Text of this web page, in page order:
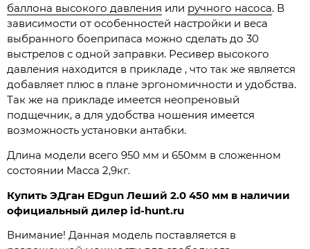
баллона высокого давления или ручного насоса. В
зависимости от особенностей настройки и веса
выбранного боеприпаса можно сделать до 30
выстрелов с одной заправки. Ресивер высокого
давления находится в прикладе , что так же является
добавляет плюс в плане эргономичности и удобства.
Так же на прикладе имеется неопреновый
подщечник, а для удобства ношения имеется
возможность установки антабки.
Длина модели всего 950 мм и 650мм в сложенном
состоянии Масса 2,9кг.
Купить ЭДган EDgun Леший 2.0 450 мм в наличии
официальный дилер id-hunt.ru
Внимание! Данная модель поставляется в